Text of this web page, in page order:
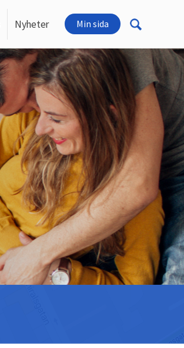
Nyheter Min sida